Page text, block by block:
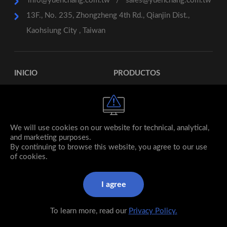
13F., No. 235, Zhongzheng 4th Rd., Qianjin Dist.,
Kaohsiung City , Taiwan
INICIO
PRODUCTOS
© 2026 YUEN CHANG Stainless Steel co., ltd. All rights
We will use cookies on our website for technical, analytical,
and marketing purposes.
By continuing to browse this website, you agree to our use
of cookies.
I agree
To learn more, read our Privacy Policy.